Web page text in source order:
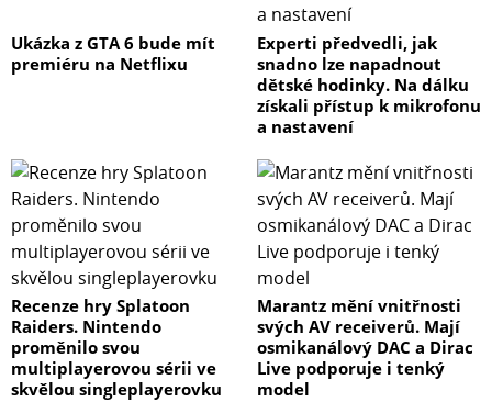
Ukázka z GTA 6 bude mít
premiéru na Netflixu
Experti předvedli, jak
snadno lze napadnout
dětské hodinky. Na dálku
získali přístup k mikrofonu
a nastavení
Recenze hry Splatoon
Raiders. Nintendo
proměnilo svou
multiplayerovou sérii ve
skvělou singleplayerovku
Marantz mění vnitřnosti
svých AV receiverů. Mají
osmikanálový DAC a Dirac
Live podporuje i tenký
model